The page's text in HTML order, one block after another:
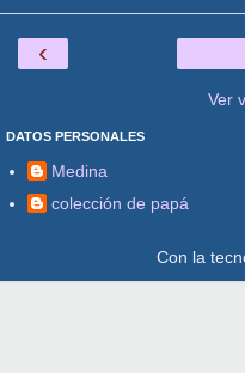
‹
Ver
DATOS PERSONALES
Medina
colección de papá
Con la